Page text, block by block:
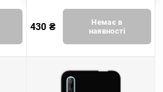
430 ₴
Немає в
наявності